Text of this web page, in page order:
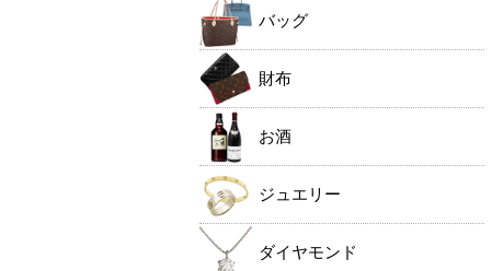
バッグ
財布
お酒
ジュエリー
ダイヤモンド